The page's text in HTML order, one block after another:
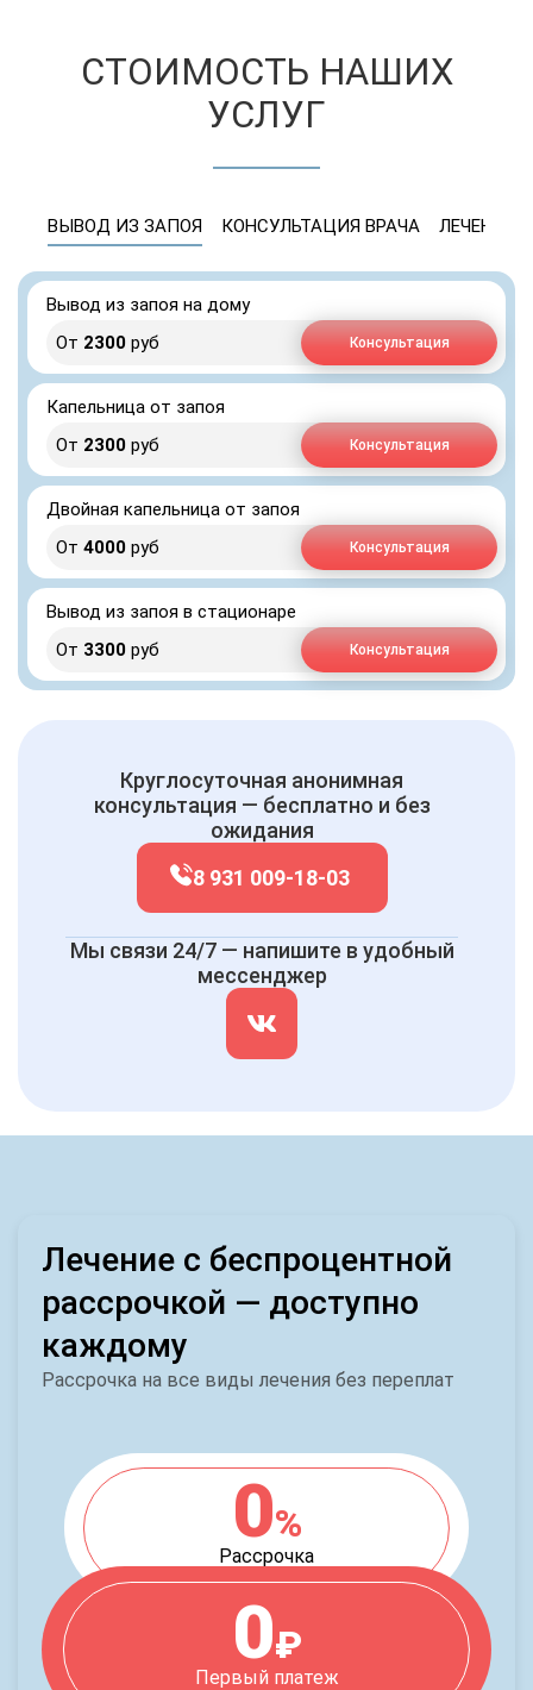
СТОИМОСТЬ НАШИХ
УСЛУГ
ВЫВОД ИЗ ЗАПОЯ КОНСУЛЬТАЦИЯ ВРАЧА ЛЕЧЕНИЕ
Вывод из запоя на дому
От 2300 руб Консультация
Капельница от запоя
От 2300 руб Консультация
Двойная капельница от запоя
От 4000 руб Консультация
Вывод из запоя в стационаре
От 3300 руб Консультация
Круглосуточная анонимная
консультация — бесплатно и без
ожидания
8 931 009-18-03
Мы связи 24/7 — напишите в удобный
мессенджер
Лечение с беспроцентной
рассрочкой — доступно
каждому
Рассрочка на все виды лечения без переплат
0%
Рассрочка
0₽
Первый платеж